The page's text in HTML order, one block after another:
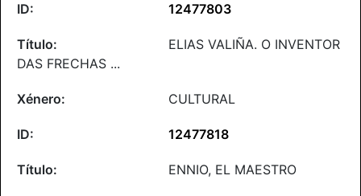
12477803
ELIAS VALIÑA. O INVENTOR
DAS FRECHAS ...
CULTURAL
12477818
ENNIO, EL MAESTRO